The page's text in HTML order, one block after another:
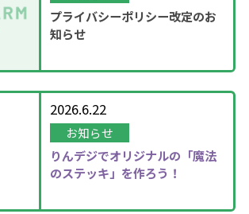
プライバシーポリシー改定のお
知らせ
2026.6.22
お知らせ
りんデジでオリジナルの「魔法
のステッキ」を作ろう！